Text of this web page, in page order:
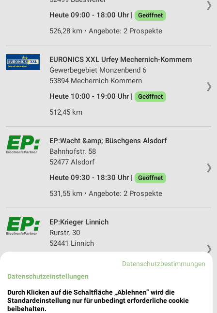
❯
Heute 09:00 - 18:00 Uhr |
Geöffnet
526,28 km • Angebote: 2 Prospekte
❯
EURONICS XXL Urfey Mechernich-Kommern
Gewerbegebiet Monzenbend 6
53894 Mechernich-Kommern
Heute 10:00 - 19:00 Uhr |
Geöffnet
512,45 km
❯
EP:Wacht &amp; Büschgens Alsdorf
Bahnhofstr. 58
52477 Alsdorf
Heute 09:30 - 18:30 Uhr |
Geöffnet
531,55 km • Angebote: 2 Prospekte
❯
EP:Krieger Linnich
Rurstr. 30
52441 Linnich
Geöffnet
519,84 km • Angebote: 2 Prospekte
EURONICS Sauer Frechen-Königsdorf
Datenschutzbestimmungen
Datenschutzeinstellungen
Durch Klicken auf die Schaltfläche „Ablehnen“ wird die
Standardeinstellung nur für unbedingt erforderliche cookie
beibehalten.